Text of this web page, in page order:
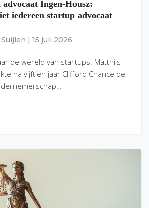
Ingen-Housz:
iedereen startup advocaat
15 juli 2026
de wereld van startups: Matthijs
na vijftien jaar Clifford Chance de